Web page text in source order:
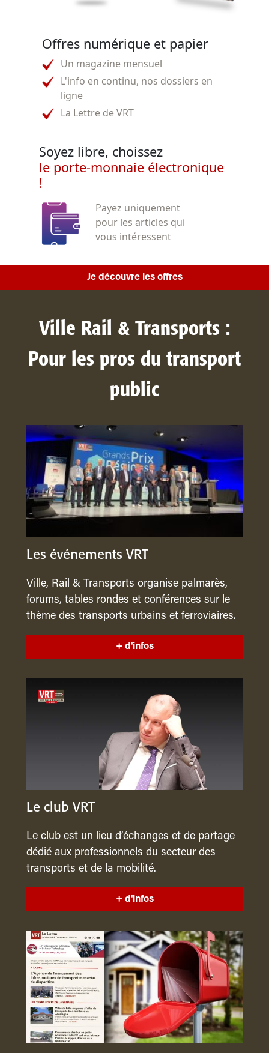
Offres numérique et papier
Un magazine mensuel
L'info en continu, nos dossiers en
ligne
La Lettre de VRT
Soyez libre, choissez
le porte-monnaie électronique
!
Payez uniquement
pour les articles qui
vous intéressent
Je découvre les offres
Ville Rail & Transports :
Pour les pros du transport
public
Les événements VRT
Ville, Rail & Transports organise palmarès,
forums, tables rondes et conférences sur le
thème des transports urbains et ferroviaires.
+ d'infos
Le club VRT
Le club est un lieu d’échanges et de partage
dédié aux professionnels du secteur des
transports et de la mobilité.
+ d'infos